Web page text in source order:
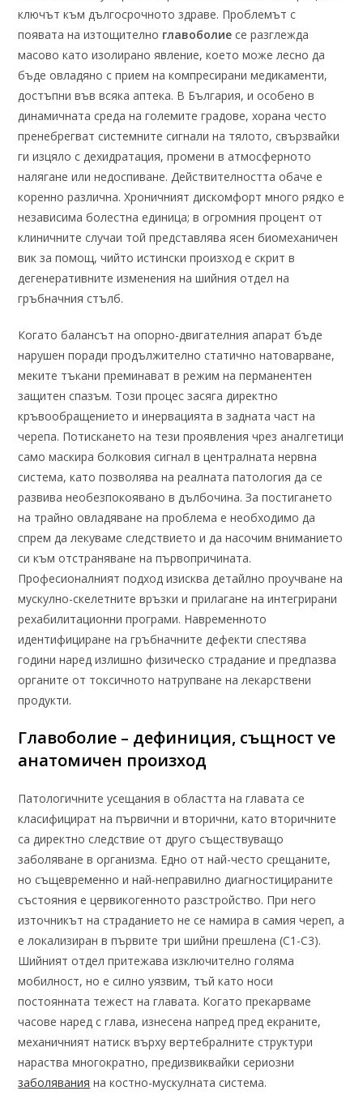
ключът към дългосрочното здраве. Проблемът с
появата на изтощително главоболие се разглежда
масово като изолирано явление, което може лесно да
бъде овладяно с прием на компресирани медикаменти,
достъпни във всяка аптека. В България, и особено в
динамичната среда на големите градове, хорана често
пренебрегват системните сигнали на тялото, свързвайки
ги изцяло с дехидратация, промени в атмосферното
налягане или недоспиване. Действителността обаче е
коренно различна. Хроничният дискомфорт много рядко е
независима болестна единица; в огромния процент от
клиничните случаи той представлява ясен биомеханичен
вик за помощ, чийто истински произход е скрит в
дегенеративните изменения на шийния отдел на
гръбначния стълб.
Когато балансът на опорно-двигателния апарат бъде
нарушен поради продължително статично натоварване,
меките тъкани преминават в режим на перманентен
защитен спазъм. Този процес засяга директно
кръвообращението и инервацията в задната част на
черепа. Потискането на тези проявления чрез аналгетици
само маскира болковия сигнал в централната нервна
система, като позволява на реалната патология да се
развива необезпокоявано в дълбочина. За постигането
на трайно овладяване на проблема е необходимо да
спрем да лекуваме следствието и да насочим вниманието
си към отстраняване на първопричината.
Професионалният подход изисква детайлно проучване на
мускулно-скелетните връзки и прилагане на интегрирани
рехабилитационни програми. Навременното
идентифициране на гръбначните дефекти спестява
години наред излишно физическо страдание и предпазва
органите от токсичното натрупване на лекарствени
продукти.
Главоболие – дефиниция, същност ve
анатомичен произход
Патологичните усещания в областта на главата се
класифицират на първични и вторични, като вторичните
са директно следствие от друго съществуващо
заболяване в организма. Едно от най-често срещаните,
но същевременно и най-неправилно диагностицираните
състояния е цервикогенното разстройство. При него
източникът на страданието не се намира в самия череп, а
е локализиран в първите три шийни прешлена (C1-C3).
Шийният отдел притежава изключително голяма
мобилност, но е силно уязвим, тъй като носи
постоянната тежест на главата. Когато прекарваме
часове наред с глава, изнесена напред пред екраните,
механичният натиск върху вертебралните структури
нараства многократно, предизвиквайки сериозни
заболявания на костно-мускулната система.